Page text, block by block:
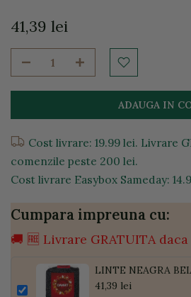
41,39 lei
ADAUGA IN
Cost livrare: 19.99 lei. Livrare
comenzile peste 200 lei.
Cost livrare Easybox Sameday:
Cumpara impreuna cu:
🚚 🆓 Livrare GRATUITA
LINTE NEAGRA
41,39 lei